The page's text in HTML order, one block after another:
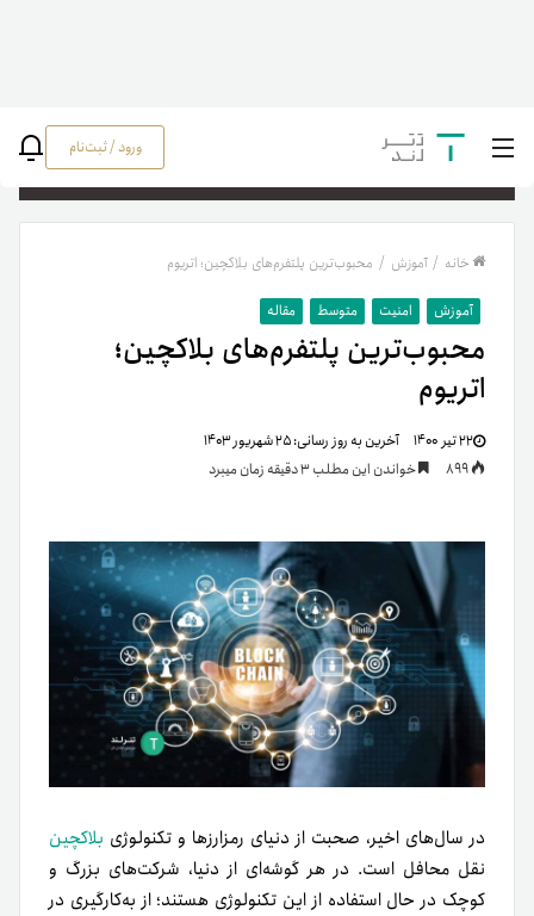
ورود / ثبت‌نام
خانه / آموزش / محبوب‌ترین پلتفرم‌‌های بلاکچین؛ اتریوم
آموزش امنیت متوسط مقاله
محبوب‌ترین پلتفرم‌‌های بلاکچین؛
اتریوم
۲۲ تیر ۱۴۰۰ آخرین به روز رسانی:۲۵ شهریور ۱۴۰۳
خواندن این مطلب 3 دقیقه زمان میبرد
در سال‌های اخیر، صحبت از دنیای رمزارزها و تکنولوژی بلاکچین
نقل محافل است. در هر گوشه‌ای از دنیا، شرکت‌های بزرگ و
کوچک در حال استفاده از این تکنولوژی هستند؛ از به‌کارگیری در